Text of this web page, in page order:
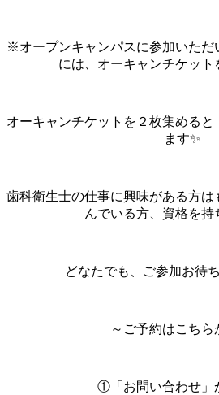
※オープンキャンパスに参加いただ
には、オーキャンチケット
オーキャンチケットを２枚集めると
ます✨
歯科衛生士の仕事に興味がある方
んでいる方、資格を持
どなたでも、ご参加お待
～ご予約はこちら
①「お問い合わせ